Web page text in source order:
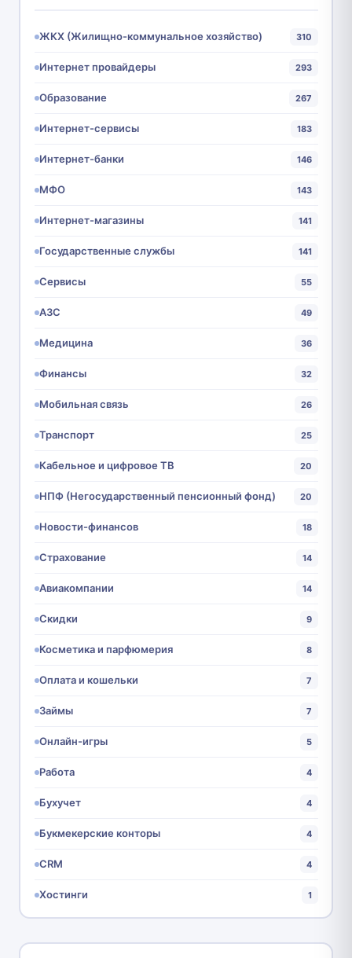
ЖКХ (Жилищно-коммунальное хозяйство) 310
Интернет провайдеры 293
Образование 267
Интернет-сервисы 183
Интернет-банки 146
МФО 143
Интернет-магазины 141
Государственные службы 141
Сервисы 55
АЗС 49
Медицина 36
Финансы 32
Мобильная связь 26
Транспорт 25
Кабельное и цифровое ТВ 20
НПФ (Негосударственный пенсионный фонд) 20
Новости-финансов 18
Страхование 14
Авиакомпании 14
Скидки 9
Косметика и парфюмерия 8
Оплата и кошельки 7
Займы 7
Онлайн-игры 5
Работа 4
Бухучет 4
Букмекерские конторы 4
CRM 4
Хостинги 1